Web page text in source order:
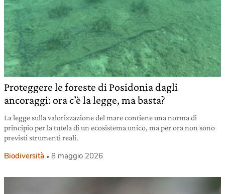
Proteggere le foreste di Posidonia dagli
ancoraggi: ora c’è la legge, ma basta?
La legge sulla valorizzazione del mare contiene una norma di
principio per la tutela di un ecosistema unico, ma per ora non sono
previsti strumenti reali.
Biodiversità 8 maggio 2026